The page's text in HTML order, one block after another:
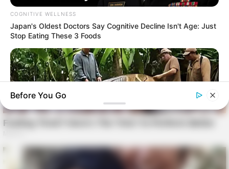
COGNITIVE WELLNESS
Japan's Oldest Doctors Say Cognitive Decline Isn't Age: Just
Stop Eating These 3 Foods
Before You Go